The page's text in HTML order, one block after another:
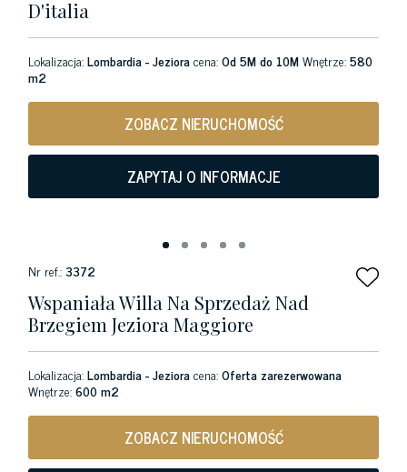
D'italia
Lokalizacja:Lombardia - Jezioracena:Od 5M do 10MWnętrze:580
m2
ZOBACZ NIERUCHOMOŚĆ
ZAPYTAJ O INFORMACJE
Nr ref.:3372
Wspaniała Willa Na Sprzedaż Nad
Brzegiem Jeziora Maggiore
Lokalizacja:Lombardia - Jezioracena:Oferta zarezerwowana
Wnętrze:600 m2
ZOBACZ NIERUCHOMOŚĆ